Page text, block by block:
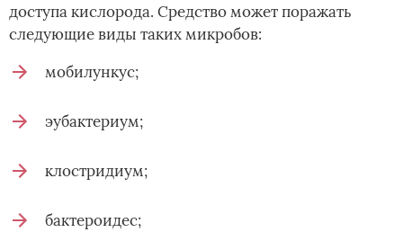
доступа кислорода. Средство может поражать
следующие виды таких микробов:
мобилункус;
эубактериум;
клостридиум;
бактероидес;